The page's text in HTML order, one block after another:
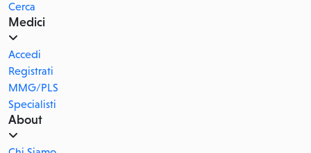
Cerca
Medici
Accedi
Registrati
MMG/PLS
Specialisti
About